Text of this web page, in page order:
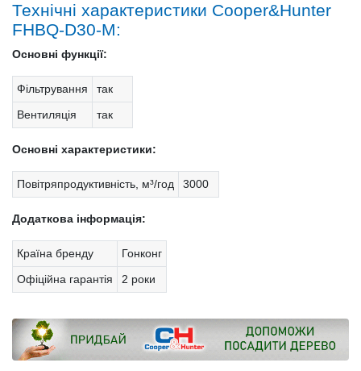
Технічні характеристики Cooper&Hunter
FHBQ-D30-M:
Основні функції:
Фільтрування
так
Вентиляція
так
Основні характеристики:
Повітряпродуктивність, м³/год 3000
Додаткова інформація:
Країна бренду
Гонконг
Офіційна гарантія
2 роки